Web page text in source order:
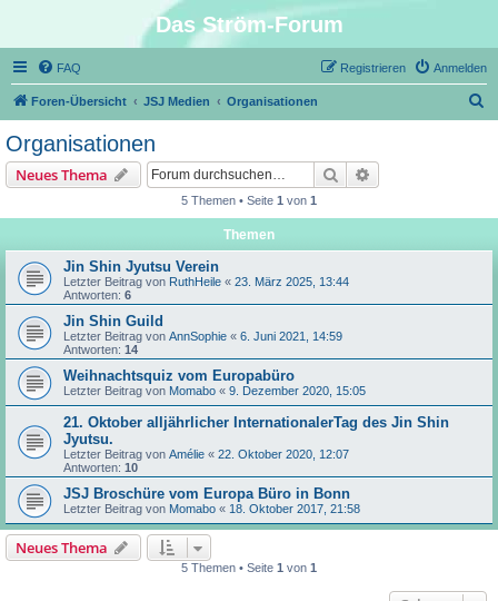
Das Ström-Forum
FAQ Anmelden
Registrieren
Foren-Übersicht JSJ Medien Organisationen
Organisationen
Neues Thema Suche
5 Themen • Seite 1 von 1
Themen
Jin Shin Jyutsu Verein
Letzter Beitrag von RuthHeile « 23. März 2025, 13:44
Antworten: 6
Jin Shin Guild
Letzter Beitrag von AnnSophie « 6. Juni 2021, 14:59
Antworten: 14
Weihnachtsquiz vom Europabüro
Letzter Beitrag von Momabo « 9. Dezember 2020, 15:05
21. Oktober alljährlicher InternationalerTag des Jin Shin
Jyutsu.
Letzter Beitrag von Amélie « 22. Oktober 2020, 12:07
Antworten: 10
JSJ Broschüre vom Europa Büro in Bonn
Letzter Beitrag von Momabo « 18. Oktober 2017, 21:58
Neues Thema
5 Themen • Seite 1 von 1